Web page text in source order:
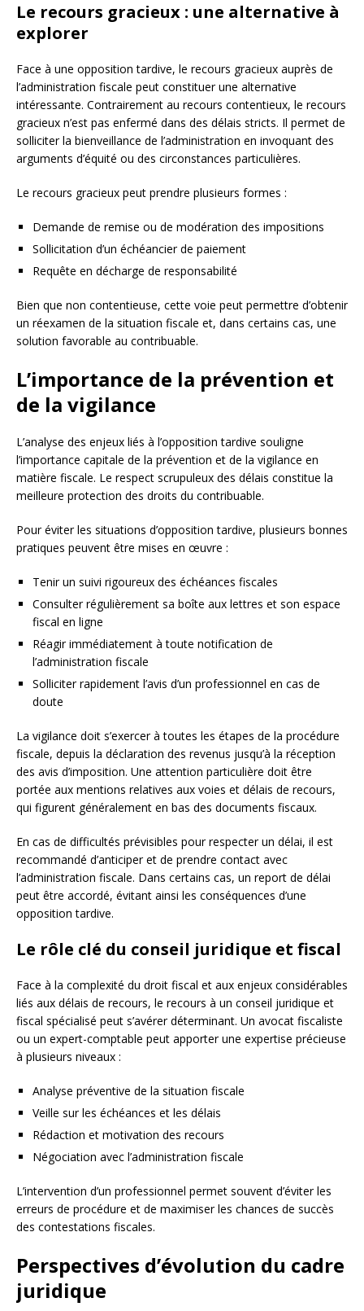
Le recours gracieux : une alternative à
explorer
Face à une opposition tardive, le recours gracieux auprès de
l’administration fiscale peut constituer une alternative
intéressante. Contrairement au recours contentieux, le recours
gracieux n’est pas enfermé dans des délais stricts. Il permet de
solliciter la bienveillance de l’administration en invoquant des
arguments d’équité ou des circonstances particulières.
Le recours gracieux peut prendre plusieurs formes :
Demande de remise ou de modération des impositions
Sollicitation d’un échéancier de paiement
Requête en décharge de responsabilité
Bien que non contentieuse, cette voie peut permettre d’obtenir
un réexamen de la situation fiscale et, dans certains cas, une
solution favorable au contribuable.
L’importance de la prévention et
de la vigilance
L’analyse des enjeux liés à l’opposition tardive souligne
l’importance capitale de la prévention et de la vigilance en
matière fiscale. Le respect scrupuleux des délais constitue la
meilleure protection des droits du contribuable.
Pour éviter les situations d’opposition tardive, plusieurs bonnes
pratiques peuvent être mises en œuvre :
Tenir un suivi rigoureux des échéances fiscales
Consulter régulièrement sa boîte aux lettres et son espace
fiscal en ligne
Réagir immédiatement à toute notification de
l’administration fiscale
Solliciter rapidement l’avis d’un professionnel en cas de
doute
La vigilance doit s’exercer à toutes les étapes de la procédure
fiscale, depuis la déclaration des revenus jusqu’à la réception
des avis d’imposition. Une attention particulière doit être
portée aux mentions relatives aux voies et délais de recours,
qui figurent généralement en bas des documents fiscaux.
En cas de difficultés prévisibles pour respecter un délai, il est
recommandé d’anticiper et de prendre contact avec
l’administration fiscale. Dans certains cas, un report de délai
peut être accordé, évitant ainsi les conséquences d’une
opposition tardive.
Le rôle clé du conseil juridique et fiscal
Face à la complexité du droit fiscal et aux enjeux considérables
liés aux délais de recours, le recours à un conseil juridique et
fiscal spécialisé peut s’avérer déterminant. Un avocat fiscaliste
ou un expert-comptable peut apporter une expertise précieuse
à plusieurs niveaux :
Analyse préventive de la situation fiscale
Veille sur les échéances et les délais
Rédaction et motivation des recours
Négociation avec l’administration fiscale
L’intervention d’un professionnel permet souvent d’éviter les
erreurs de procédure et de maximiser les chances de succès
des contestations fiscales.
Perspectives d’évolution du cadre
juridique